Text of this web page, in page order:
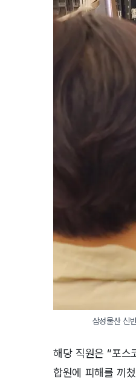
삼성물산 신
해당 직원은 “포스
합원에 피해를 끼